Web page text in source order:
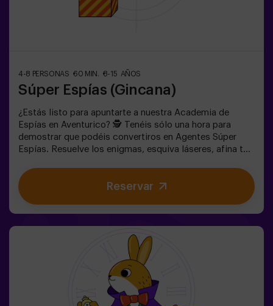
4-8 PERSONAS 60 MIN. 8-15 AÑOS
Súper Espías (Gincana)
¿Estás listo para apuntarte a nuestra Academia de
Espías en Aventurico? 🕵️ Tenéis sólo una hora para
demostrar que podéis convertiros en Agentes Súper
Espías. Resuelve los enigmas, esquiva láseres, afina tu
espía. 🕶️ Una experiencia única e inigualable en una
habitación llena de acción y acertijos de habilidad.✅
Ideal para niños | adolescentes | cumpleaños infantiles |
Reservar